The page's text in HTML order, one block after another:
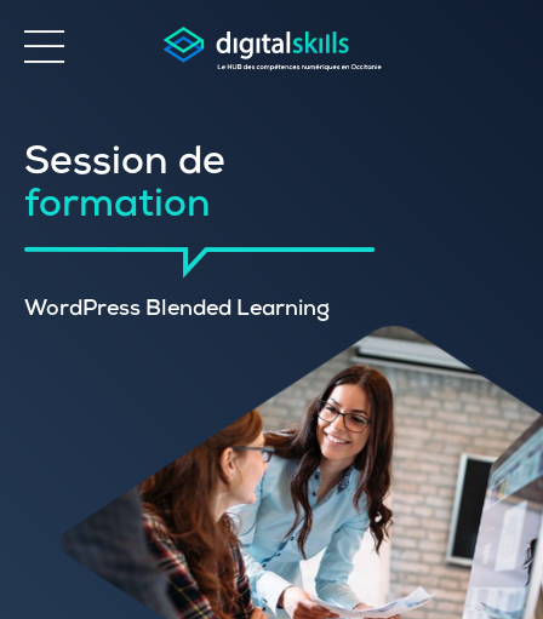
Accessibilité
Session de
formation
WordPress Blended Learning